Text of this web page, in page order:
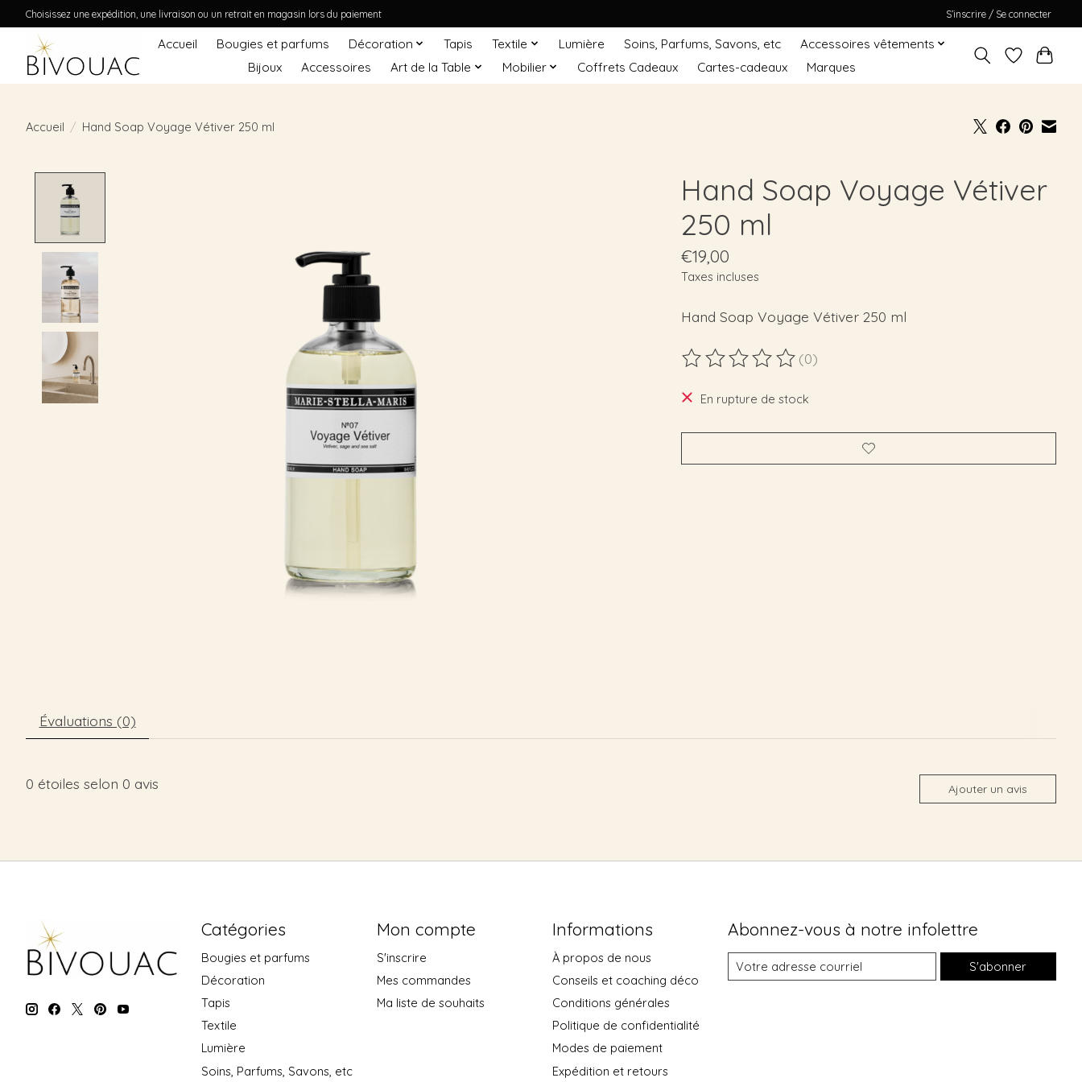
Choisissez une expédition, une livraison ou un retrait en magasin lors du paiement S’inscrire / Se connecter
Accueil Bougies et parfums Décoration Tapis Textile Lumière Soins, Parfums, Savons, etc
Accessoires vêtements
Bijoux
Accessoires Art de la Table Mobilier Coffrets Cadeaux Cartes-cadeaux Marques
Accueil / Hand Soap Voyage Vétiver 250 ml
Hand Soap Voyage Vétiver
250 ml
€19,00
Taxes incluses
Hand Soap Voyage Vétiver 250 ml
Ce produit est évalué à
(0)
En rupture de stock
Évaluations (0)
0 étoiles selon 0 avis Ajouter un avis
Catégories
Bougies et parfums
Décoration
Tapis
Textile
Lumière
Soins, Parfums, Savons, etc
Mon compte
S'inscrire
Mes commandes
Ma liste de souhaits
Informations
À propos de nous
Conseils et coaching déco
Conditions générales
Politique de confidentialité
Modes de paiement
Expédition et retours
Abonnez-vous à notre infolettre
S'abonner